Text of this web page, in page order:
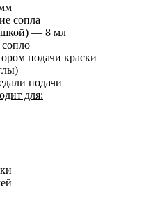
сопла
— 8 мл
подачи краски
подачи
для: